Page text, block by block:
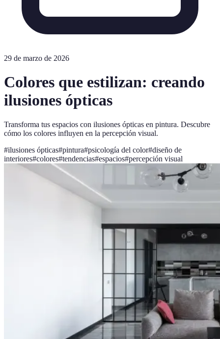
29 de marzo de 2026
Colores que estilizan: creando
ilusiones ópticas
Transforma tus espacios con ilusiones ópticas en pintura. Descubre
cómo los colores influyen en la percepción visual.
#ilusiones ópticas#pintura#psicología del color#diseño de
interiores#colores#tendencias#espacios#percepción visual